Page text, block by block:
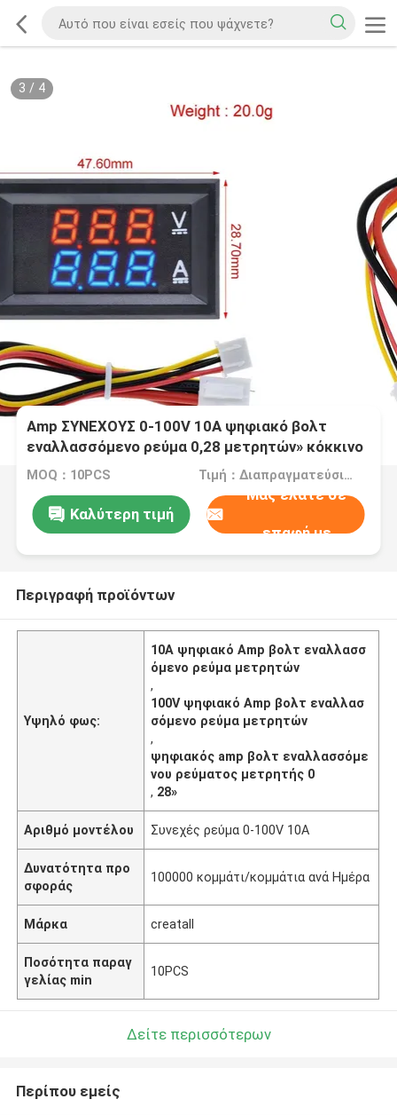
3 / 4
Amp ΣΥΝΕΧΟΥΣ 0-100V 10A ψηφιακό βολτ
εναλλασσόμενο ρεύμα 0,28 μετρητών» κόκκινο
μπλε ολοκληρωμένο κύκλωμα Drive
MOQ：10PCS Τιμή：Διαπραγματεύσιμα
Καλύτερη τιμή
Μας ελάτε σε
επαφή με
Περιγραφή προϊόντων
Υψηλό φως:
10A ψηφιακό Amp βολτ εναλλασσ
όμενο ρεύμα μετρητών
,
100V ψηφιακό Amp βολτ εναλλασ
σόμενο ρεύμα μετρητών
,
ψηφιακός amp βολτ εναλλασσόμε
νου ρεύματος μετρητής 0
, 28»
Αριθμό μοντέλου Συνεχές ρεύμα 0-100V 10A
Δυνατότητα προ
σφοράς
100000 κομμάτι/κομμάτια ανά Ημέρα
Μάρκα creatall
Ποσότητα παραγ
γελίας min
10PCS
Δείτε περισσότερων
Περίπου εμείς